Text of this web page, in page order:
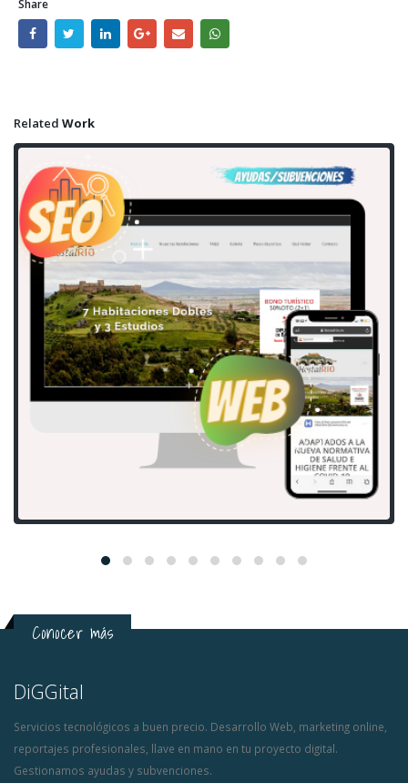
Share
Related Work
Conocer más
DiGGital
Servicios tecnológicos a buen precio. Desarrollo Web, marketing online,
reportajes profesionales, llave en mano en tu proyecto digital.
Gestionamos ayudas y subvenciones.